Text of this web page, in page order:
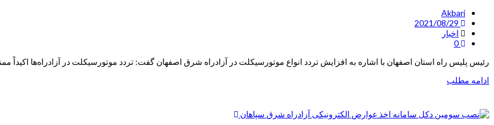
Akbari
اخبار
رئیس پلیس راه استان اصفهان با اشاره به افزایش تردد انواع موتورسیکلت در آزادراه شرق اصفهان گفت: تردد موتورسیکلت در آزادراه‌ها اکیداً
ادامه مطلب